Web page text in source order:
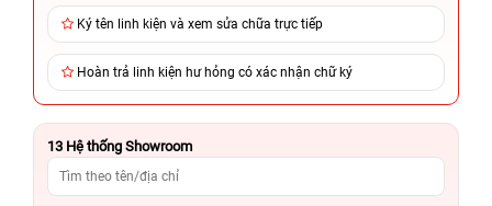
Ký tên linh kiện và xem sửa chữa trực tiếp
Hoàn trả linh kiện hư hỏng có xác nhận chữ ký
13 Hệ thống Showroom